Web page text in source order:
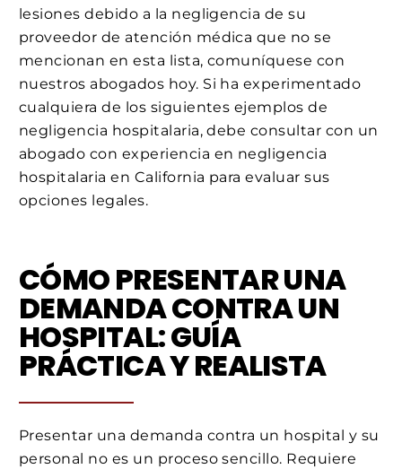
lesiones debido a la negligencia de su
proveedor de atención médica que no se
mencionan en esta lista, comuníquese con
nuestros abogados hoy. Si ha experimentado
cualquiera de los siguientes ejemplos de
negligencia hospitalaria, debe consultar con un
abogado con experiencia en negligencia
hospitalaria en California para evaluar sus
opciones legales.
CÓMO PRESENTAR UNA
DEMANDA CONTRA UN
HOSPITAL: GUÍA
PRÁCTICA Y REALISTA
Presentar una demanda contra un hospital y su
personal no es un proceso sencillo. Requiere